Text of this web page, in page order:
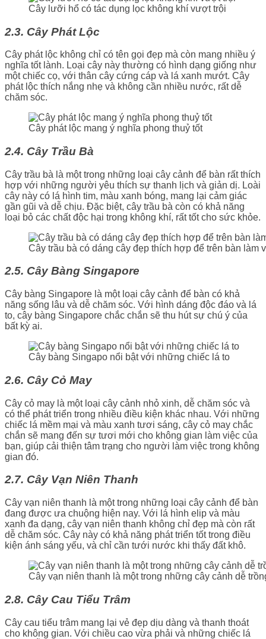
Cây lưỡi hổ có tác dụng lọc không khí vượt trội
2.3. Cây Phát Lộc
Cây phát lộc không chỉ có tên gọi đẹp mà còn mang nhiều ý
nghĩa tốt lành. Loại cây này thường có hình dạng giống như
một chiếc cọ, với thân cây cứng cáp và lá xanh mướt. Cây
phát lộc thích nắng nhẹ và không cần nhiều nước, rất dễ
chăm sóc.
Cây phát lộc mang ý nghĩa phong thuỷ tốt
2.4. Cây Trầu Bà
Cây trầu bà là một trong những loại cây cảnh để bàn rất thích
hợp với những người yêu thích sự thanh lịch và giản dị. Loài
cây này có lá hình tim, màu xanh bóng, mang lại cảm giác
gần gũi và dễ chịu. Đặc biệt, cây trầu bà còn có khả năng
loại bỏ các chất độc hại trong không khí, rất tốt cho sức khỏe.
Cây trầu bà có dáng cây đẹp thích hợp để trên bàn làm
2.5. Cây Bàng Singapore
Cây bàng Singapore là một loại cây cảnh để bàn có khả
năng sống lâu và dễ chăm sóc. Với hình dáng độc đáo và lá
to, cây bàng Singapore chắc chắn sẽ thu hút sự chú ý của
bất kỳ ai.
Cây bàng Singapo nổi bật với những chiếc lá to
2.6. Cây Cỏ May
Cây cỏ may là một loại cây cảnh nhỏ xinh, dễ chăm sóc và
có thể phát triển trong nhiều điều kiện khác nhau. Với những
chiếc lá mềm mại và màu xanh tươi sáng, cây cỏ may chắc
chắn sẽ mang đến sự tươi mới cho không gian làm việc của
bạn, giúp cải thiện tâm trạng cho người làm việc trong không
gian đó.
2.7. Cây Vạn Niên Thanh
Cây vạn niên thanh là một trong những loại cây cảnh để bàn
đang được ưa chuộng hiện nay. Với lá hình elip và màu
xanh đa dạng, cây vạn niên thanh không chỉ đẹp mà còn rất
dễ chăm sóc. Cây này có khả năng phát triển tốt trong điều
kiện ánh sáng yếu, và chỉ cần tưới nước khi thấy đất khô.
Cây vạn niên thanh là một trong những cây cảnh dễ
2.8. Cây Cau Tiểu Trâm
Cây cau tiểu trâm mang lại vẻ đẹp dịu dàng và thanh thoát
cho không gian. Với chiều cao vừa phải và những chiếc lá